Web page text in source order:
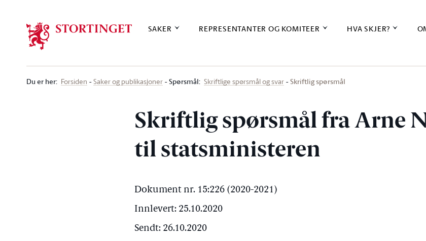
SAKER REPRESENTANTER OG KOMITEER HVA SKJER?
Du er her: Forsiden Saker og publikasjoner Spørsmål: Skriftlige spørsmål og svar Skriftlig spørsmål
Skriftlig spørsmål fra Arne
til statsministeren
Dokument nr. 15:226 (2020-2021)
Innlevert: 25.10.2020
Sendt: 26.10.2020